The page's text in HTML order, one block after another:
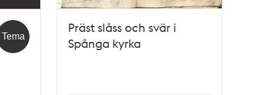
Tema
Präst slåss och svär i
Spånga kyrka